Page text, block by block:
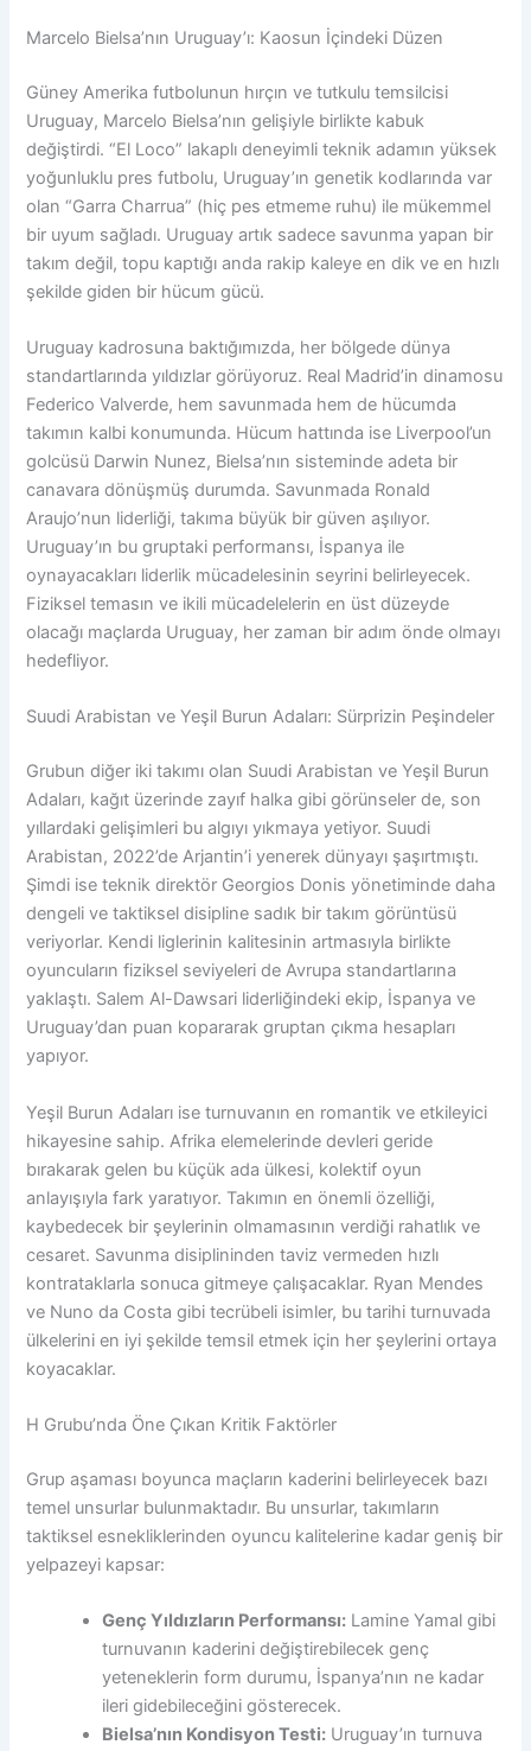
Marcelo Bielsa’nın Uruguay’ı: Kaosun İçindeki Düzen
Güney Amerika futbolunun hırçın ve tutkulu temsilcisi
Uruguay, Marcelo Bielsa’nın gelişiyle birlikte kabuk
değiştirdi. “El Loco” lakaplı deneyimli teknik adamın yüksek
yoğunluklu pres futbolu, Uruguay’ın genetik kodlarında var
olan “Garra Charrua” (hiç pes etmeme ruhu) ile mükemmel
bir uyum sağladı. Uruguay artık sadece savunma yapan bir
takım değil, topu kaptığı anda rakip kaleye en dik ve en hızlı
şekilde giden bir hücum gücü.
Uruguay kadrosuna baktığımızda, her bölgede dünya
standartlarında yıldızlar görüyoruz. Real Madrid’in dinamosu
Federico Valverde, hem savunmada hem de hücumda
takımın kalbi konumunda. Hücum hattında ise Liverpool’un
golcüsü Darwin Nunez, Bielsa’nın sisteminde adeta bir
canavara dönüşmüş durumda. Savunmada Ronald
Araujo’nun liderliği, takıma büyük bir güven aşılıyor.
Uruguay’ın bu gruptaki performansı, İspanya ile
oynayacakları liderlik mücadelesinin seyrini belirleyecek.
Fiziksel temasın ve ikili mücadelelerin en üst düzeyde
olacağı maçlarda Uruguay, her zaman bir adım önde olmayı
hedefliyor.
Suudi Arabistan ve Yeşil Burun Adaları: Sürprizin Peşindeler
Grubun diğer iki takımı olan Suudi Arabistan ve Yeşil Burun
Adaları, kağıt üzerinde zayıf halka gibi görünseler de, son
yıllardaki gelişimleri bu algıyı yıkmaya yetiyor. Suudi
Arabistan, 2022’de Arjantin’i yenerek dünyayı şaşırtmıştı.
Şimdi ise teknik direktör Georgios Donis yönetiminde daha
dengeli ve taktiksel disipline sadık bir takım görüntüsü
veriyorlar. Kendi liglerinin kalitesinin artmasıyla birlikte
oyuncuların fiziksel seviyeleri de Avrupa standartlarına
yaklaştı. Salem Al-Dawsari liderliğindeki ekip, İspanya ve
Uruguay’dan puan kopararak gruptan çıkma hesapları
yapıyor.
Yeşil Burun Adaları ise turnuvanın en romantik ve etkileyici
hikayesine sahip. Afrika elemelerinde devleri geride
bırakarak gelen bu küçük ada ülkesi, kolektif oyun
anlayışıyla fark yaratıyor. Takımın en önemli özelliği,
kaybedecek bir şeylerinin olmamasının verdiği rahatlık ve
cesaret. Savunma disiplininden taviz vermeden hızlı
kontrataklarla sonuca gitmeye çalışacaklar. Ryan Mendes
ve Nuno da Costa gibi tecrübeli isimler, bu tarihi turnuvada
ülkelerini en iyi şekilde temsil etmek için her şeylerini ortaya
koyacaklar.
H Grubu’nda Öne Çıkan Kritik Faktörler
Grup aşaması boyunca maçların kaderini belirleyecek bazı
temel unsurlar bulunmaktadır. Bu unsurlar, takımların
taktiksel esnekliklerinden oyuncu kalitelerine kadar geniş bir
yelpazeyi kapsar:
Genç Yıldızların Performansı: Lamine Yamal gibi
turnuvanın kaderini değiştirebilecek genç
yeteneklerin form durumu, İspanya’nın ne kadar
ileri gidebileceğini gösterecek.
Bielsa’nın Kondisyon Testi: Uruguay’ın turnuva